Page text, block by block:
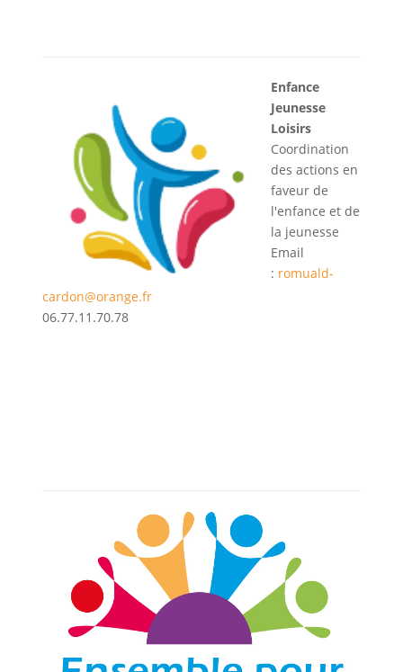
Enfance
Jeunesse
Loisirs
Coordination
des actions en
faveur de
l'enfance et de
la jeunesse
Email
: romuald-
cardon@orange.fr
06.77.11.70.78